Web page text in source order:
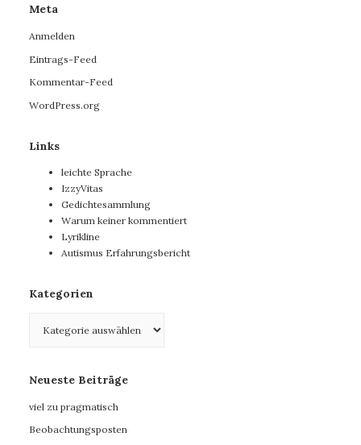
Meta
Anmelden
Eintrags-Feed
Kommentar-Feed
WordPress.org
Links
leichte Sprache
IzzyVitas
Gedichtesammlung
Warum keiner kommentiert
Lyrikline
Autismus Erfahrungsbericht
Kategorien
Neueste Beiträge
viel zu pragmatisch
Beobachtungsposten